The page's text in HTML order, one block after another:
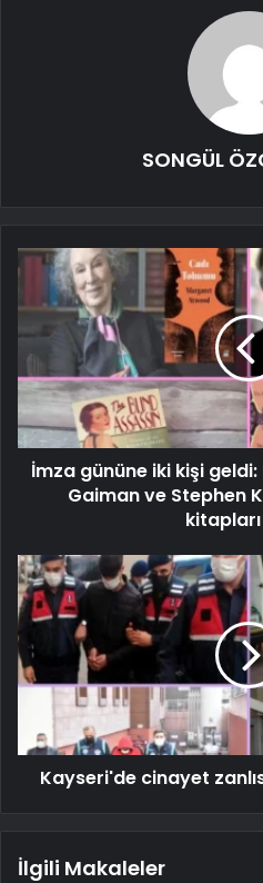
SONGÜL
İmza gününe iki kişi
Gaiman ve Stephen
Kayseri'de cinayet
İlgili Makaleler